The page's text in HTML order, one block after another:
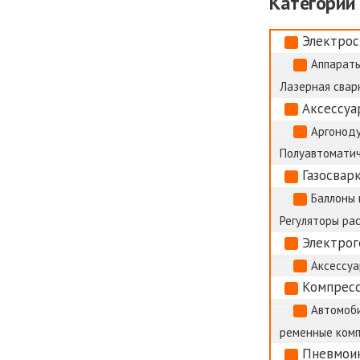
Лазерная
Баллоны
Регуляторы
ременные